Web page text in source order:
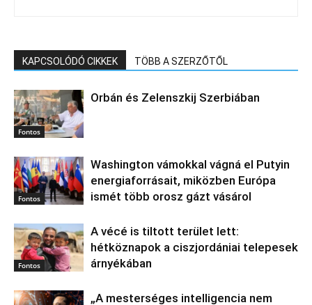
KAPCSOLÓDÓ CIKKEK TÖBB A SZERZŐTŐL
Fontos
Orbán és Zelenszkij Szerbiában
Fontos
Washington vámokkal vágná el Putyin
energiaforrásait, miközben Európa
ismét több orosz gázt vásárol
Fontos
A vécé is tiltott terület lett:
hétköznapok a ciszjordániai telepesek
árnyékában
„A mesterséges intelligencia nem